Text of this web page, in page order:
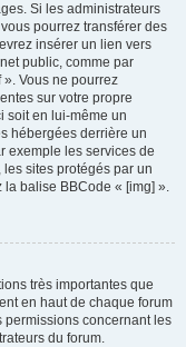
Si les administrateurs
pourrez transférer des
insérer un lien vers
public, comme par
Vous ne pourrez
sur votre propre
soit en lui-même un
hébergées derrière un
exemple les services de
sites protégés par un
balise BBCode « [img] ».
très importantes que
en haut de chaque forum
permissions concernant les
du forum.